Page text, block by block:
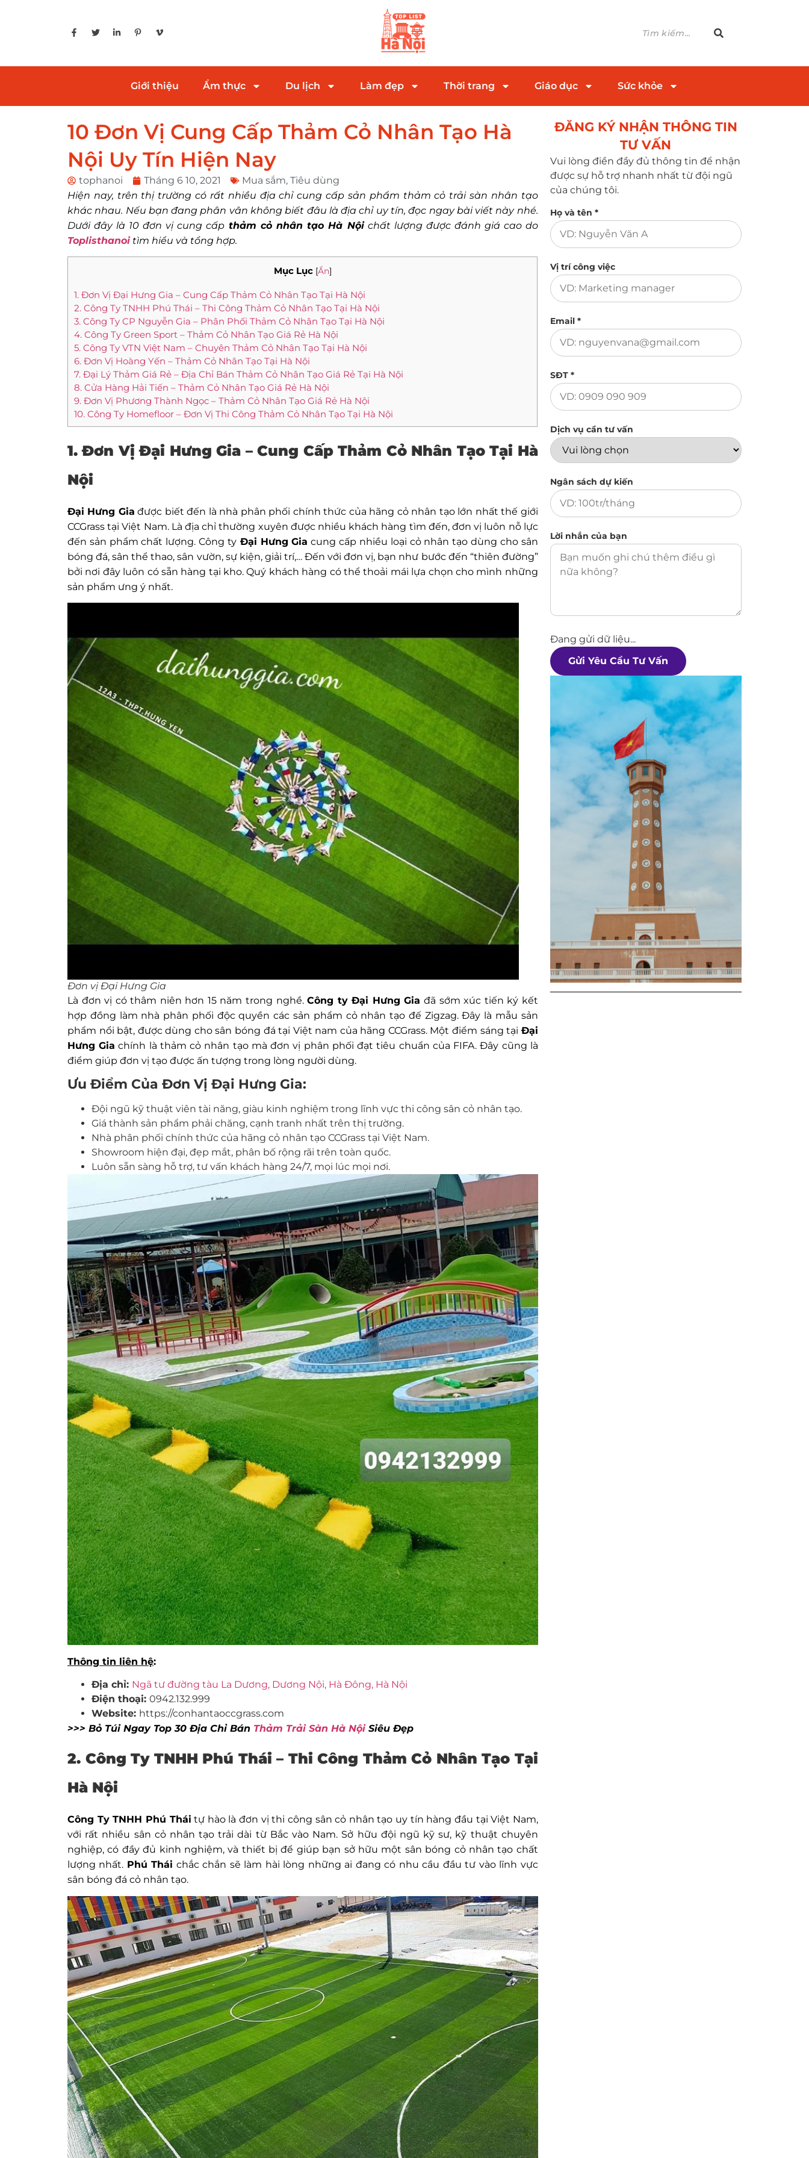
Giới thiệu Ẩm thực Du lịch Làm đẹp Thời trang Giáo dục Sức khỏe
10 Đơn Vị Cung Cấp Thảm Cỏ Nhân Tạo Hà
Nội Uy Tín Hiện Nay
tophanoi Tháng 6 10, 2021 Mua sắm, Tiêu dùng
Hiện nay, trên thị trường có rất nhiều địa chỉ cung cấp sản phẩm thảm cỏ trải sàn nhân tạo
khác nhau. Nếu bạn đang phân vân không biết đâu là địa chỉ uy tín, đọc ngay bài viết này nhé.
Dưới đây là 10 đơn vị cung cấp thảm cỏ nhân tạo Hà Nộichất lượng được đánh giá cao do
Toplisthanoitìm hiểu và tổng hợp.
Mục Lục [Ẩn]
1. Đơn Vị Đại Hưng Gia – Cung Cấp Thảm Cỏ Nhân Tạo Tại Hà Nội
2. Công Ty TNHH Phú Thái – Thi Công Thảm Cỏ Nhân Tạo Tại Hà Nội
3. Công Ty CP Nguyễn Gia – Phân Phối Thảm Cỏ Nhân Tạo Tại Hà Nội
4. Công Ty Green Sport – Thảm Cỏ Nhân Tạo Giá Rẻ Hà Nội
5. Công Ty VTN Việt Nam – Chuyên Thảm Cỏ Nhân Tạo Tại Hà Nội
6. Đơn Vị Hoàng Yến – Thảm Cỏ Nhân Tạo Tại Hà Nội
7. Đại Lý Thảm Giá Rẻ – Địa Chỉ Bán Thảm Cỏ Nhân Tạo Giá Rẻ Tại Hà Nội
8. Cửa Hàng Hải Tiến – Thảm Cỏ Nhân Tạo Giá Rẻ Hà Nội
9. Đơn Vị Phương Thành Ngọc – Thảm Cỏ Nhân Tạo Giá Rẻ Hà Nội
10. Công Ty Homefloor – Đơn Vị Thi Công Thảm Cỏ Nhân Tạo Tại Hà Nội
1. Đơn Vị Đại Hưng Gia – Cung Cấp Thảm Cỏ Nhân Tạo Tại Hà
Nội
Đại Hưng Gia được biết đến là nhà phân phối chính thức của hãng cỏ nhân tạo lớn nhất thế giới
CCGrass tại Việt Nam. Là địa chỉ thường xuyên được nhiều khách hàng tìm đến, đơn vị luôn nỗ lực
đến sản phẩm chất lượng. Công tyĐại Hưng Gia cung cấp nhiều loại cỏ nhân tạo dùng cho sân
bóng đá, sân thể thao, sân vườn, sự kiện, giải trí,… Đến với đơn vị, bạn như bước đến “thiên đường”
bởi nơi đây luôn có sẵn hàng tại kho. Quý khách hàng có thể thoải mái lựa chọn cho mình những
sản phẩm ưng ý nhất.
Đơn vị Đại Hưng Gia
Là đơn vị có thâm niên hơn 15 năm trong nghề.Công ty Đại Hưng Gia đã sớm xúc tiến ký kết
hợp đồng làm nhà phân phối độc quyền các sản phẩm cỏ nhân tạo đế Zigzag. Đây là mẫu sản
phẩm nổi bật, được dùng cho sân bóng đá tại Việt nam của hãng CCGrass. Một điểm sáng tại Đại
Hưng Gia chính là thảm cỏ nhân tạo mà đơn vị phân phối đạt tiêu chuẩn của FIFA. Đây cũng là
điểm giúp đơn vị tạo được ấn tượng trong lòng người dùng.
Ưu Điểm Của Đơn Vị Đại Hưng Gia:
Đội ngũ kỹ thuật viên tài năng, giàu kinh nghiệm trong lĩnh vực thi công sân cỏ nhân tạo.
Giá thành sản phẩm phải chăng, cạnh tranh nhất trên thị trường.
Nhà phân phối chính thức của hãng cỏ nhân tạo CCGrass tại Việt Nam.
Showroom hiện đại, đẹp mắt, phân bố rộng rãi trên toàn quốc.
Luôn sẵn sàng hỗ trợ, tư vấn khách hàng 24/7, mọi lúc mọi nơi.
Thông tin liên hệ:
Địa chỉ: Ngã tư đường tàu La Dương, Dương Nội, Hà Đông, Hà Nội
Điện thoại: 0942.132.999
Website: https://conhantaoccgrass.com
>>> Bỏ Túi Ngay Top 30 Địa Chỉ Bán Thảm Trải Sàn Hà NộiSiêu Đẹp
2. Công Ty TNHH Phú Thái – Thi Công Thảm Cỏ Nhân Tạo Tại
Hà Nội
Công Ty TNHH Phú Thái tự hào là đơn vị thi công sân cỏ nhân tạo uy tín hàng đầu tại Việt Nam,
với rất nhiều sân cỏ nhân tạo trải dài từ Bắc vào Nam. Sở hữu đội ngũ kỹ sư, kỹ thuật chuyên
nghiệp, có đầy đủ kinh nghiệm, và thiết bị để giúp bạn sở hữu một sân bóng cỏ nhân tạo chất
lượng nhất. Phú Thái chắc chắn sẽ làm hài lòng những ai đang có nhu cầu đầu tư vào lĩnh vực
sân bóng đá cỏ nhân tạo.
ĐĂNG KÝ NHẬN THÔNG TIN
TƯ VẤN​
Vui lòng điền đầy đủ thông tin để nhận
được sự hỗ trợ nhanh nhất từ đội ngũ
của chúng tôi.
Họ và tên *
Vị trí công việc
Email *
SĐT *
Dịch vụ cần tư vấn
Ngân sách dự kiến
Lời nhắn của bạn
Đang gửi dữ liệu...
Gửi Yêu Cầu Tư Vấn